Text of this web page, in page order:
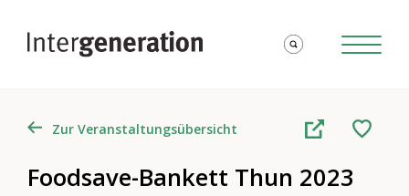
Zur Veranstaltungsübersicht
Foodsave-Bankett Thun 2023